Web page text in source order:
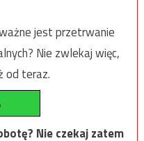
jest przetrwanie
Nie zwlekaj więc,
od teraz.
Nie czekaj zatem